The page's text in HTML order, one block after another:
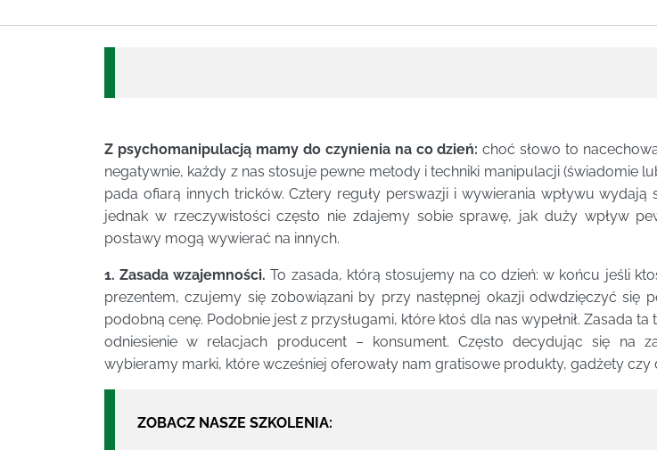
Z psychomanipulacją mamy do czynienia na co dzień: choć słowo to
negatywnie, każdy z nas stosuje pewne metody i techniki manipulacji (świadomie
pada ofiarą innych tricków. Cztery reguły perswazji i wywierania wpływu wydają
jednak w rzeczywistości często nie zdajemy sobie sprawę, jak duży wpływ
postawy mogą wywierać na innych.
1. Zasada wzajemności. To zasada, którą stosujemy na co dzień: w końcu jeśli
prezentem, czujemy się zobowiązani by przy następnej okazji odwdzięczyć się
podobną cenę. Podobnie jest z przysługami, które ktoś dla nas wypełnił. Zasada ta
odniesienie w relacjach producent – konsument. Często decydując się na
wybieramy marki, które wcześniej oferowały nam gratisowe produkty, gadżety czy
ZOBACZ NASZE SZKOLENIA: